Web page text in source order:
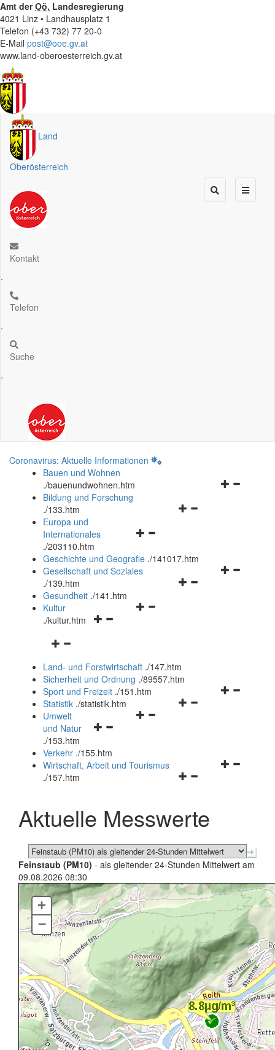
Amt derOö. Landesregierung
4021 Linz • Landhausplatz 1
Telefon (+43 732) 77 20-0
E-Mail post@ooe.gv.at
www.land-oberoesterreich.gv.at
Land
Oberösterreich
Kontakt
.
Telefon
.
Suche
.
Coronavirus: Aktuelle Informationen
Bauen und Wohnen
./bauenundwohnen.htm
Navigationsmenü
Bildung und Forschung
./133.htm
Navigationsmenü
und
schließen
Europa und
Internationales
./203110.htm
Geschichte und Geografie ./141017.htm
Navigationsmenü
Gesellschaft und Soziales
./139.htm
Navigationsmenü
Gesundheit ./141.htm
Navigationsmenü
Kultur
./kultur.htm
Navigationsmenü
und
schließen
Land- und Forstwirtschaft ./147.htm
Sicherheit und Ordnung ./89557.htm
Navigationsmenü
Sport und Freizeit ./151.htm
Navigationsmenü
Statistik ./statistik.htm
Navigationsmenü
und
schließen
Umwelt
und Natur
./153.htm
Verkehr ./155.htm
Navigationsmenü
schließen
Wirtschaft, Arbeit und Tourismus
./157.htm
Aktuelle Messwerte
Feinstaub (PM10) - als gleitender 24-Stunden Mittelwert am
09.08.2026 08:30
+
–